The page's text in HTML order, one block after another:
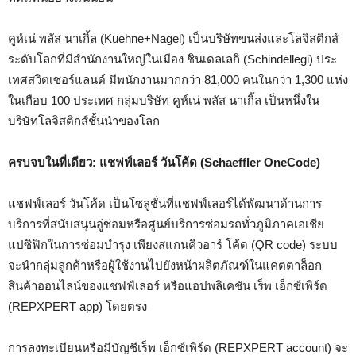
คูห์เน่ พลัส นาเกิ้ล (Kuehne+Nagel) เป็นบริษัทขนส่งและโลจิสติกส์
ระดับโลกที่มีสำนักงานใหญ่ในเมือง ชินเดลเลกิ (Schindellegi) ประ
เทศสวิตเซอร์แลนด์ มีพนักงานมากกว่า 81,000 คนในกว่า 1,300 แห่ง
ในเกือบ 100 ประเทศ กลุ่มบริษัท คูห์เน่ พลัส นาเกิ้ล เป็นหนึ่งใน
บริษัทโลจิสติกส์ชั้นนำของโลก
ครบจบในที่เดียว: แชฟฟ์เลอร์ วันโค้ด (Schaeffler OneCode)
แชฟฟ์เลอร์ วันโค้ด เป็นโซลูชั่นที่แชฟฟ์เลอร์ได้พัฒนาด้านการ
บริการที่สนับสนุนอู่ซ่อมหรือศูนย์บริการซ่อมรถทั่วภูมิภาคเอเชีย
แปซิฟิกในการซ่อมบำรุง เพียงสแกนคิวอาร์ โค้ด (QR code) ระบบ
จะนำกลุ่มลูกค้าหรือผู้ใช้งานไปยังหน้าผลิตภัณฑ์ในแคตตาล็อก
สินค้าออนไลน์ของแชฟฟ์เลอร์ หรือแอปพลิเคชัน เร็พ เอ็กซ์เพิร์ด
(REPXPERT app) โดยตรง
การลงทะเบียนหรือมีบัญชีเร็พ เอ็กซ์เพิร์ด (REPXPERT account) จะ